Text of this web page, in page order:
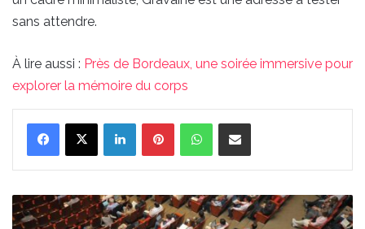
sans attendre.
À lire aussi : Près de Bordeaux, une soirée immersive pour
explorer la mémoire du corps
LinkedinPinterestWhatsAppPartager par email
Près
de